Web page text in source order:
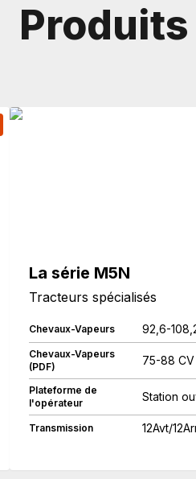
La série M5N
Tracteurs spécialisés
Chevaux-Vapeurs 92,6-
Chevaux-Vapeurs
(PDF)
75-88 CV
Plateforme de
l'opérateur
Station
Transmission 12Avt/